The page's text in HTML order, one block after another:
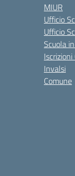
MIUR
Ufficio
Ufficio
Scuola
Invalsi
Comune